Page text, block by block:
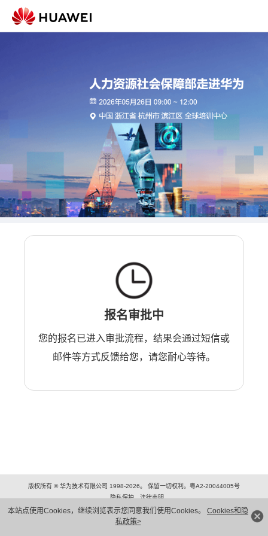
本站点使用Cookies，继续浏览表示您同意我们使用Cookies。 Cookies和隐
私政策>
报名审批中
您的报名已进入审批流程，结果会通过短信或
邮件等方式反馈给您，请您耐心等待。
版权所有 © 华为技术有限公司 1998-2026。 保留一切权利。粤A2-20044005号
隐私保护
法律声明